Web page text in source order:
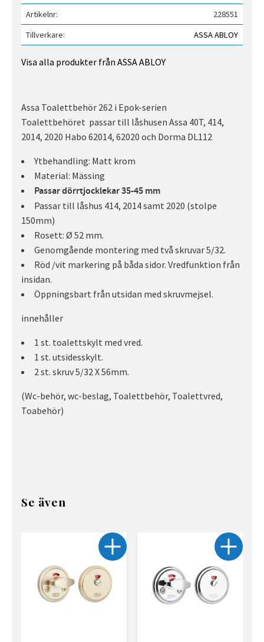
Artikelnr
228551
Tillverkare
ASSA ABLOY
Visa alla produkter från ASSA ABLOY
Assa Toalettbehör 262 i Epok-serien
Toalettbehöret passar till låshusen Assa 40T, 414,
2014, 2020 Habo 62014, 62020 och Dorma DL112
Ytbehandling: Matt krom
Material: Mässing
Passar dörrtjocklekar 35-45 mm
Passar till låshus 414, 2014 samt 2020 (stolpe
150mm)
Rosett: Ø 52 mm.
Genomgående montering med två skruvar 5/32.
Röd /vit markering på båda sidor. Vredfunktion från
insidan.
Öppningsbart från utsidan med skruvmejsel.
innehåller
1 st. toalettskylt med vred.
1 st. utsidesskylt.
2 st. skruv 5/32 X 56mm.
(Wc-behör, wc-beslag, Toalettbehör, Toalettvred,
Toabehör)
Se även